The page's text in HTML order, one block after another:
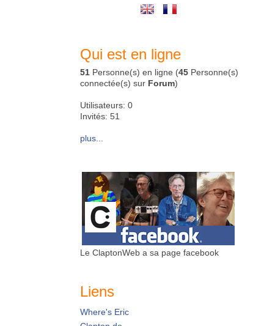
Qui est en ligne
51 Personne(s) en ligne (45 Personne(s)
connectée(s) sur Forum)
Utilisateurs: 0
Invités: 51
plus...
Le ClaptonWeb a sa page facebook
Liens
Where's Eric